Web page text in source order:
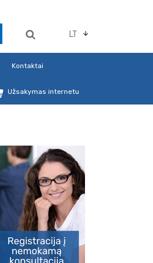
LT
Kontaktai
Užsakymas internetu